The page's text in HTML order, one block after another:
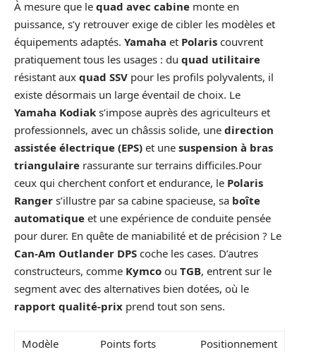
À mesure que le quad avec cabine monte en
puissance, s’y retrouver exige de cibler les modèles et
équipements adaptés. Yamaha et Polaris couvrent
pratiquement tous les usages : du quad utilitaire
résistant aux quad SSV pour les profils polyvalents, il
existe désormais un large éventail de choix. Le
Yamaha Kodiak s’impose auprès des agriculteurs et
professionnels, avec un châssis solide, une direction
assistée électrique (EPS) et une suspension à bras
triangulaire rassurante sur terrains difficiles.Pour
ceux qui cherchent confort et endurance, le Polaris
Ranger s’illustre par sa cabine spacieuse, sa boîte
automatique et une expérience de conduite pensée
pour durer. En quête de maniabilité et de précision ? Le
Can-Am Outlander DPS coche les cases. D’autres
constructeurs, comme Kymco ou TGB, entrent sur le
segment avec des alternatives bien dotées, où le
rapport qualité-prix prend tout son sens.
Modèle Points forts Positionnement